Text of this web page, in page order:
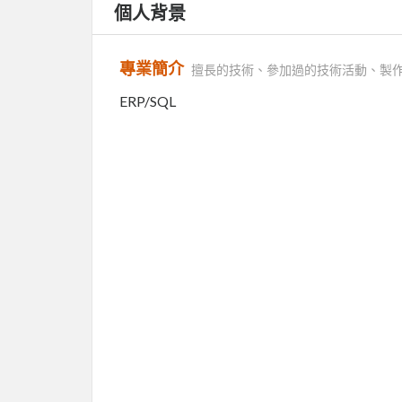
個人背景
專業簡介 擅長的技術、參加過的技術活動、製
ERP/SQL